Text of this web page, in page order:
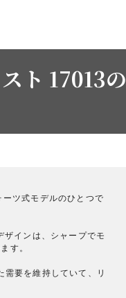
ト 17013の
ツ式モデルのひとつで
インは、シャープでモ
す。
要を維持していて、リ